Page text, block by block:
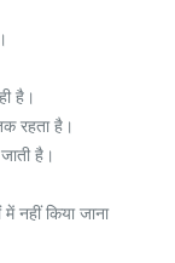
है।
रहता है।
है।
नहीं किया जाना